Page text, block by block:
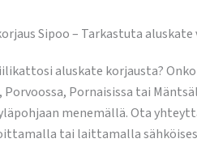
Sipoo – Tarkastuta aluskate
aluskate korjausta?
Porvoossa, Pornaisissa tai
menemällä. Ota
tai laittamalla